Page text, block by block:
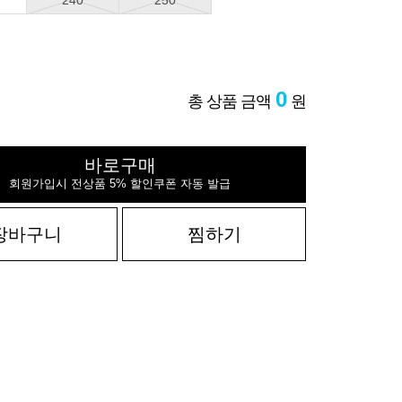
총 상품 금액 0 원
바로구매
회원가입시 전상품 5% 할인쿠폰 자동 발급
바구니 찜하기